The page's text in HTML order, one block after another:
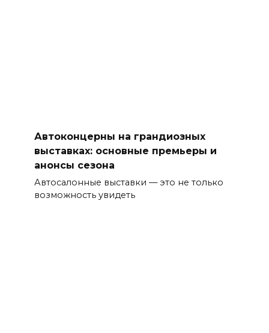
Автоконцерны на грандиозных
выставках: основные премьеры и
анонсы сезона
Автосалонные выставки — это не только
возможность увидеть